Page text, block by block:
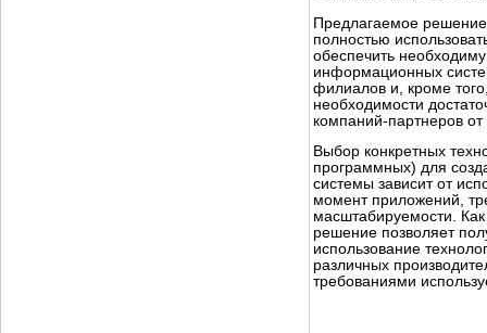
Предлагаемое решение
полностью
обеспечить
информационных
филиалов и, кроме
необходимости
компаний-партнеров
Выбор конкретных
программных) для
системы зависит от
момент приложений,
масштабируемости.
решение позволяет
использование
различных
требованиями